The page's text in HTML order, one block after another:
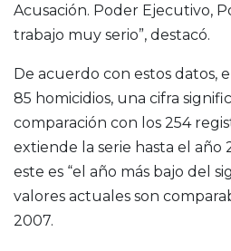
Acusación. Poder Ejecutivo,
trabajo muy serio”, destacó.
De acuerdo con estos datos,
85 homicidios, una cifra
comparación con los 254
extiende la serie hasta el año
este es “el año más bajo del
valores actuales son
2007.